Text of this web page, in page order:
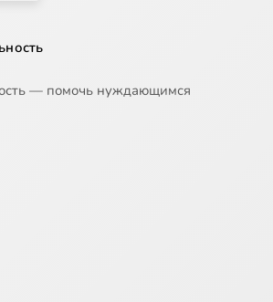
— помочь нуждающимся